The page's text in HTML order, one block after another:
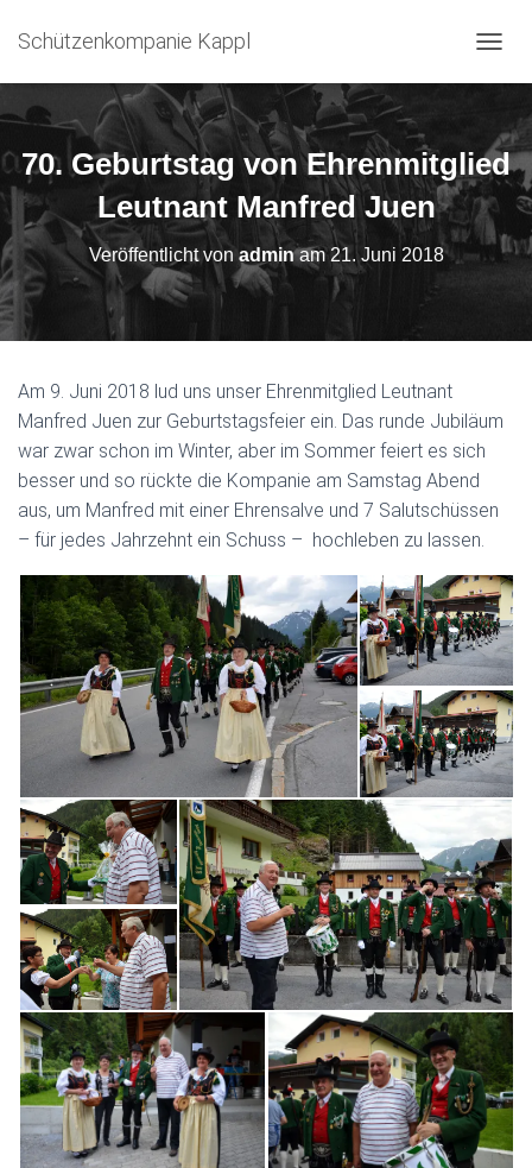
Schützenkompanie Kappl
A
G
A
T
I
O
N
L
70. Geburtstag von Ehrenmitglied
Leutnant Manfred Juen
Veröffentlicht von adminam21. Juni 2018
Am 9. Juni 2018 lud uns unser Ehrenmitglied Leutnant
Manfred Juen zur Geburtstagsfeier ein. Das runde Jubiläum
war zwar schon im Winter, aber im Sommer feiert es sich
besser und so rückte die Kompanie am Samstag Abend
aus, um Manfred mit einer Ehrensalve und 7 Salutschüssen
– für jedes Jahrzehnt ein Schuss – hochleben zu lassen.